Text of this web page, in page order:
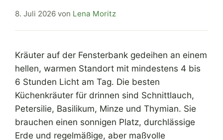
8. Juli 2026 von Lena Moritz
Kräuter auf der Fensterbank gedeihen an einem
hellen, warmen Standort mit mindestens 4 bis
6 Stunden Licht am Tag. Die besten
Küchenkräuter für drinnen sind Schnittlauch,
Petersilie, Basilikum, Minze und Thymian. Sie
brauchen einen sonnigen Platz, durchlässige
Erde und regelmäßige, aber maßvolle